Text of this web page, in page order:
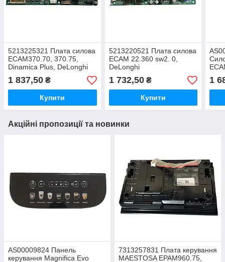
5213225321 Плата силова
ECAM370.70, 370.75,
Dinamica Plus, DeLonghi
1 837,50 ₴
Купити
5213220521 Плата силова
ECAM 22.360 sw2. 0,
DeLonghi
1 732,50₴
Купити
1
Акційні пропозиції та новинки
AS00009824 Панель
керування Magnifica Evo
7313257831 Плата керування
MAESTOSA EPAM960.75,